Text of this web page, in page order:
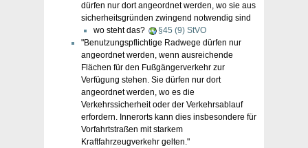
dürfen nur dort angeordnet werden, wo sie aus
sicherheitsgründen zwingend notwendig sind
wo steht das?
§45 (9) StVO
"Benutzungspflichtige Radwege dürfen nur
angeordnet werden, wenn ausreichende
Flächen für den Fußgängerverkehr zur
Verfügung stehen. Sie dürfen nur dort
angeordnet werden, wo es die
Verkehrssicherheit oder der Verkehrsablauf
erfordern. Innerorts kann dies insbesondere für
Vorfahrtstraßen mit starkem
Kraftfahrzeugverkehr gelten."